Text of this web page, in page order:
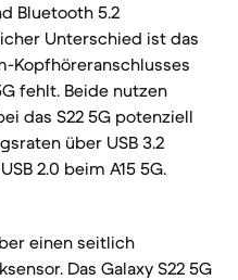
Bluetooth 5.2
Unterschied ist das
Kopfhöreranschlusses
fehlt. Beide nutzen
das S22 5G potenziell
über USB 3.2
2.0 beim A15 5G.
einen seitlich
Das Galaxy S22 5G